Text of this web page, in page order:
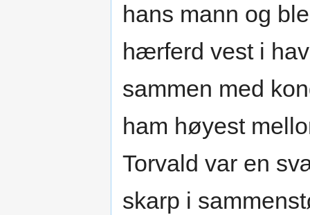
hans mann og
hærferd vest i
sammen med
ham høyest
Torvald var en
skarp i